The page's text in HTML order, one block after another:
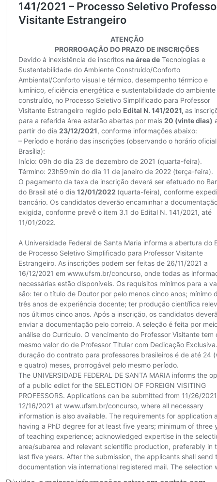
Controladoria-Geral da União
Ministério da Mulher, da Família e dos Direitos Humanos
Secretaria-Geral
Secretaria de Governo
Gabinete de Segurança Institucional
Advocacia-Geral da União
Banco Central do Brasil
Planalto